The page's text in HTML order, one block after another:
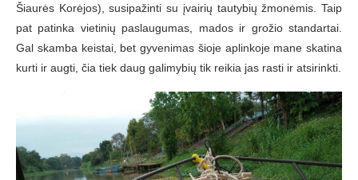
Šiaurės Korėjos), susipažinti su įvairių tautybių žmonėmis. Taip
pat patinka vietinių paslaugumas, mados ir grožio standartai.
Gal skamba keistai, bet gyvenimas šioje aplinkoje mane skatina
kurti ir augti, čia tiek daug galimybių tik reikia jas rasti ir atsirinkti.